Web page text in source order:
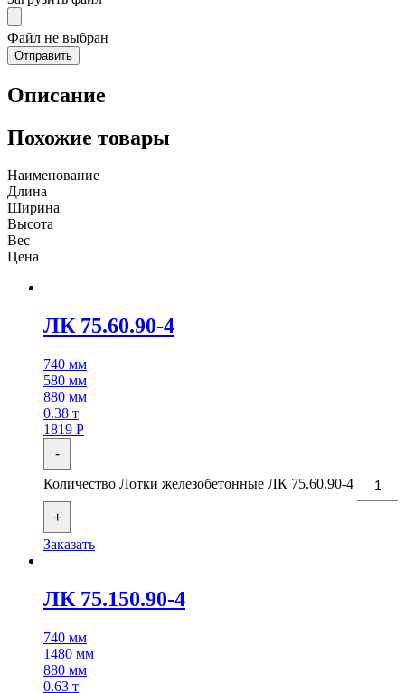
Файл не выбран
Описание
Похожие товары
Наименование
Длина
Ширина
Высота
Вес
Цена
ЛК 75.60.90-4
740 мм
580 мм
880 мм
0.38 т
1819 Р
-
Количество Лотки железобетонные ЛК 75.60.90-4
+
Заказать
ЛК 75.150.90-4
740 мм
1480 мм
880 мм
0.63 т